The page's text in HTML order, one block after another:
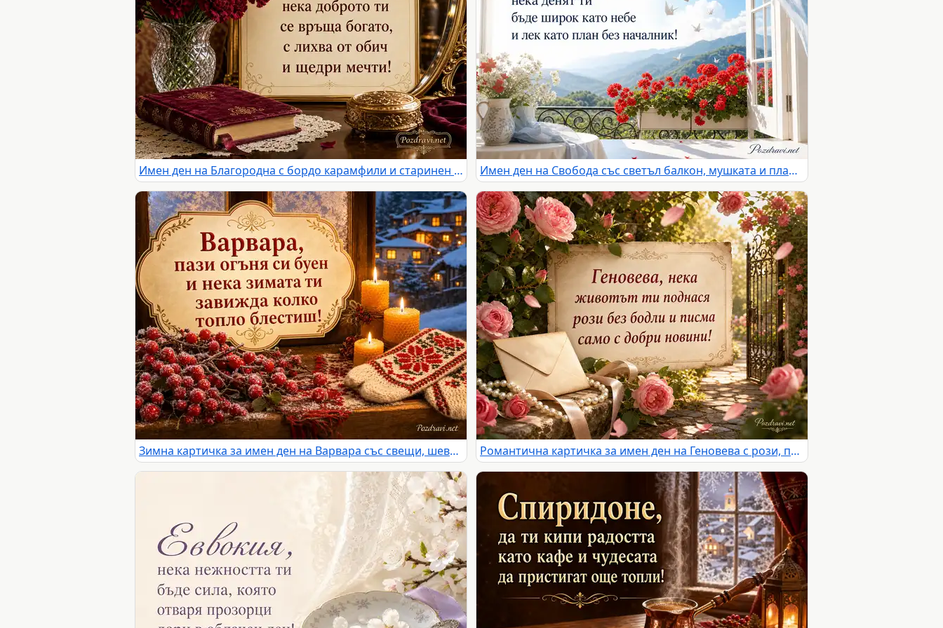
Имен ден на Благородна с бордо карамфили и старинен салон Имен ден на Свобода със светъл балкон, мушката и планински хоризонт
Зимна картичка за имен ден на Варвара със свещи, шевица и заснежено село Романтична картичка за имен ден на Геновева с рози, писмо и слънчева градина